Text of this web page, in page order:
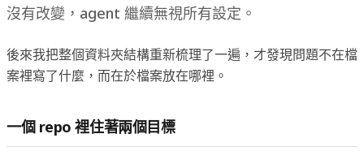
沒有改變，agent 繼續無視所有設定。
後來我把整個資料夾結構重新梳理了一遍，才發現問題不在檔
案裡寫了什麼，而在於檔案放在哪裡。
一個 repo 裡住著兩個目標